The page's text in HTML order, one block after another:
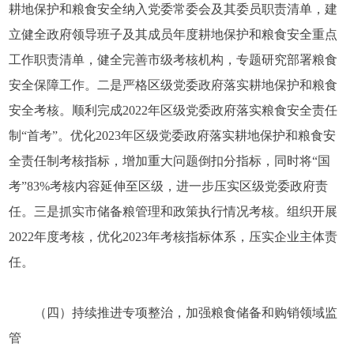
耕地保护和粮食安全纳入党委常委会及其委员职责清单，建
立健全政府领导班子及其成员年度耕地保护和粮食安全重点
工作职责清单，健全完善市级考核机构，专题研究部署粮食
安全保障工作。二是严格区级党委政府落实耕地保护和粮食
安全考核。顺利完成2022年区级党委政府落实粮食安全责任
制“首考”。优化2023年区级党委政府落实耕地保护和粮食安
全责任制考核指标，增加重大问题倒扣分指标，同时将“国
考”83%考核内容延伸至区级，进一步压实区级党委政府责
任。三是抓实市储备粮管理和政策执行情况考核。组织开展
2022年度考核，优化2023年考核指标体系，压实企业主体责
任。
（四）持续推进专项整治，加强粮食储备和购销领域监
管